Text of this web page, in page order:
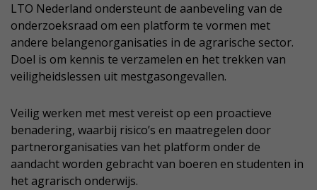
LTO Nederland ondersteunt de aanbeveling van de
onderzoeksraad om een platform te vormen met
andere belangenorganisaties in de agrarische sector.
Doel is om kennis te verzamelen en het trekken van
veiligheidslessen uit mestgasongevallen.
Veilig werken met mest vereist op een proactieve
benadering, waarbij risico’s en maatregelen door
partnerorganisaties van het platform onder de
aandacht worden gebracht van boeren en studenten in
het agrarisch onderwijs.